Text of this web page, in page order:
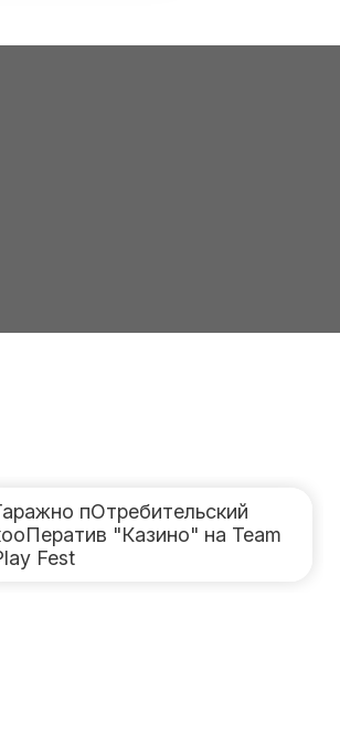
пОтребительский
"Казино" на Team
Fest